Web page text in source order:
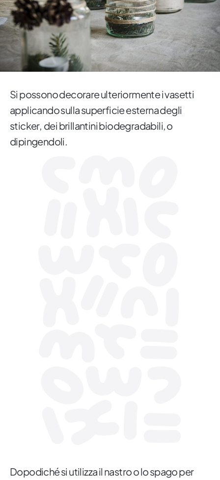
Si possono decorare ulteriormente i vasetti
applicando sulla superficie esterna degli
sticker, dei brillantini biodegradabili, o
dipingendoli.
Dopodiché si utilizza il nastro o lo spago per